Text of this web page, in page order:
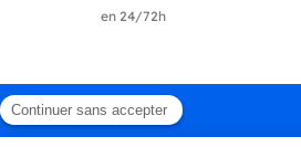
en 24/72h